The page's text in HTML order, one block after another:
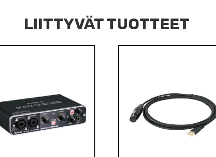
LIITTYVÄT TUOTTEET